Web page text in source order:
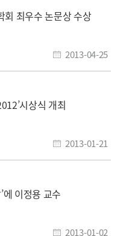
회 최우수 논문상 수상
2013-04-25
시상식 개최
2013-01-21
에 이정용 교수
2013-01-02